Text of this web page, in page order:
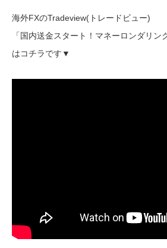
海外FXのTradeview(トレードビュー)
「国内送金スタート！マネーロンダリ
はコチラです▼